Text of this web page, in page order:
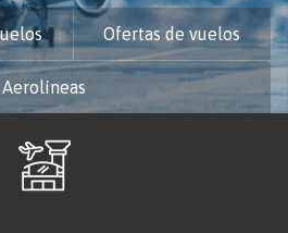
Ofertas de vuelos
Aerolíneas